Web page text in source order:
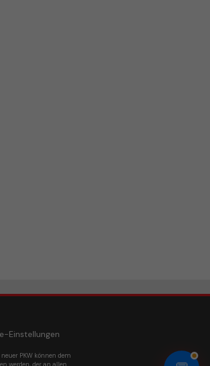
Einstellungen
PKW können dem
werden, der an allen